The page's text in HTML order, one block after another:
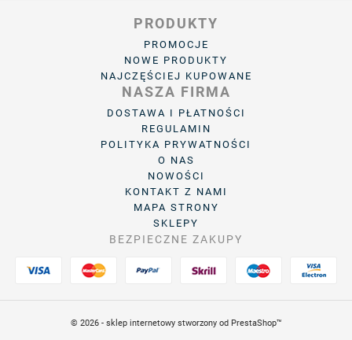
PRODUKTY
PROMOCJE
NOWE PRODUKTY
NAJCZĘŚCIEJ KUPOWANE
NASZA FIRMA
DOSTAWA I PŁATNOŚCI
REGULAMIN
POLITYKA PRYWATNOŚCI
O NAS
NOWOŚCI
KONTAKT Z NAMI
MAPA STRONY
SKLEPY
BEZPIECZNE ZAKUPY
© 2026 - sklep internetowy stworzony od PrestaShop™